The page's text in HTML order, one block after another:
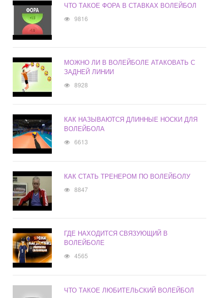
ЧТО ТАКОЕ ФОРА В СТАВКАХ ВОЛЕЙБОЛ
9816
МОЖНО ЛИ В ВОЛЕЙБОЛЕ АТАКОВАТЬ С
ЗАДНЕЙ ЛИНИИ
8928
КАК НАЗЫВАЮТСЯ ДЛИННЫЕ НОСКИ ДЛЯ
ВОЛЕЙБОЛА
6613
КАК СТАТЬ ТРЕНЕРОМ ПО ВОЛЕЙБОЛУ
8847
ГДЕ НАХОДИТСЯ СВЯЗУЮЩИЙ В
ВОЛЕЙБОЛЕ
4565
ЧТО ТАКОЕ ЛЮБИТЕЛЬСКИЙ ВОЛЕЙБОЛ